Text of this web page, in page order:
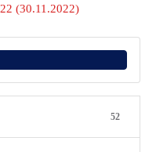
(30.11.2022)
52